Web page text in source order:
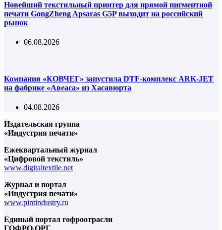
Новейший текстильный принтер для прямой пигментной
печати GongZheng Apsaras G5P выходит на российский
рынок
06.08.2026
Компания «КОВЧЕГ» запустила DTF-комплекс ARK-JET
на фабрике «Авеаса» из Хасавюрта
04.08.2026
Издательская группа
«Индустрия печати»
Ежеквартальный журнал
«Цифровой текстиль»
www.digitaltextile.net
Журнал и портал
«Индустрия печати»
www.pintindustry.ru
Единый портал гофроотрасли
ГОФРО.ОРГ